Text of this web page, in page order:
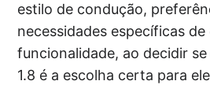
estilo de condução,
necessidades específicas de
funcionalidade, ao decidir se
1.8 é a escolha certa para